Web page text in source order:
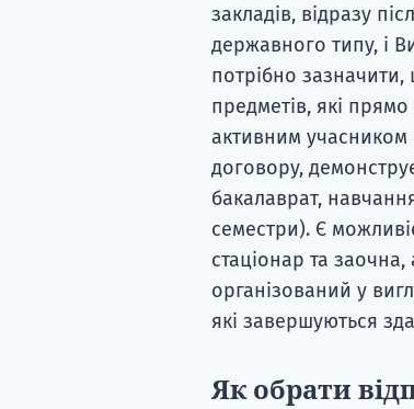
закладів, відразу
державного типу, і
потрібно
предметів, які
активним учасником
договору,
бакалаврат,
семестри). Є
стаціонар та
організований у
які завершуються
Як обрати